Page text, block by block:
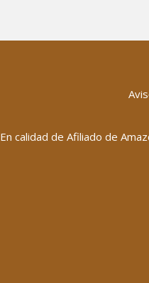
En calidad de Afiliado de